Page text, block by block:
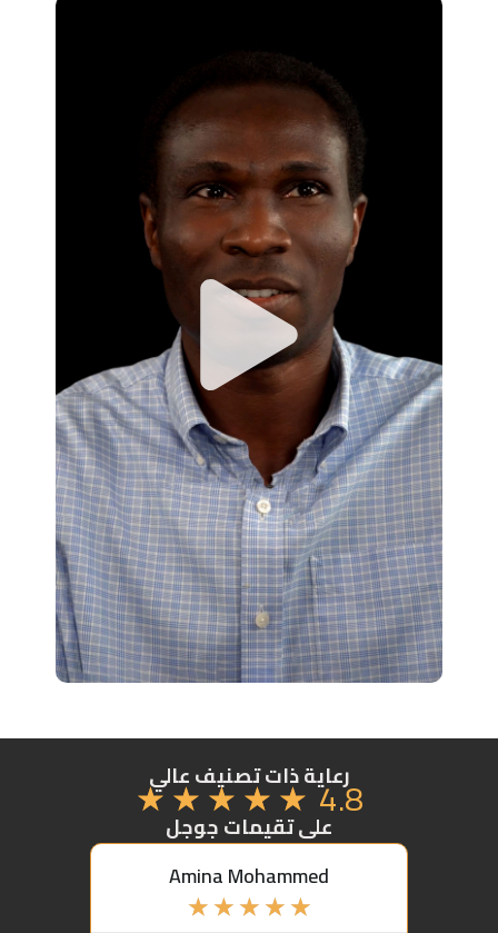
رعاية ذات تصنيف عالي
4.8
☆
☆
☆
☆
☆
على تقيمات جوجل
Amina Mohammed
★
★
★
★
★